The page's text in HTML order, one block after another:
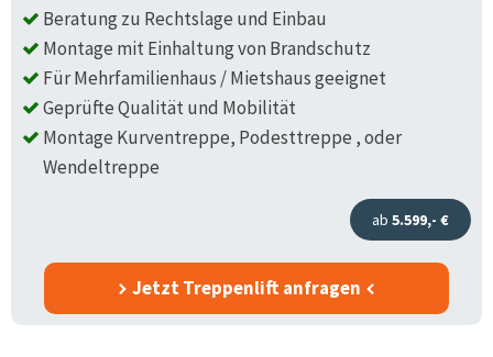
Beratung zu Rechtslage und Einbau
Montage mit Einhaltung von Brandschutz
Für Mehrfamilienhaus / Mietshaus geeignet
Geprüfte Qualität und Mobilität
Montage Kurventreppe, Podesttreppe , oder
Wendeltreppe
ab 5.599,- €
Jetzt Treppenlift anfragen